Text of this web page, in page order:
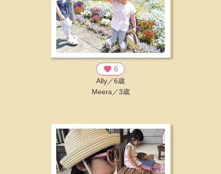
favorite 6
Ally／6歳
Meera／3歳